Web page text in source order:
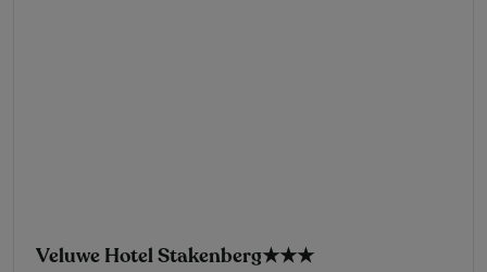
Veluwe Hotel Stakenberg★★★